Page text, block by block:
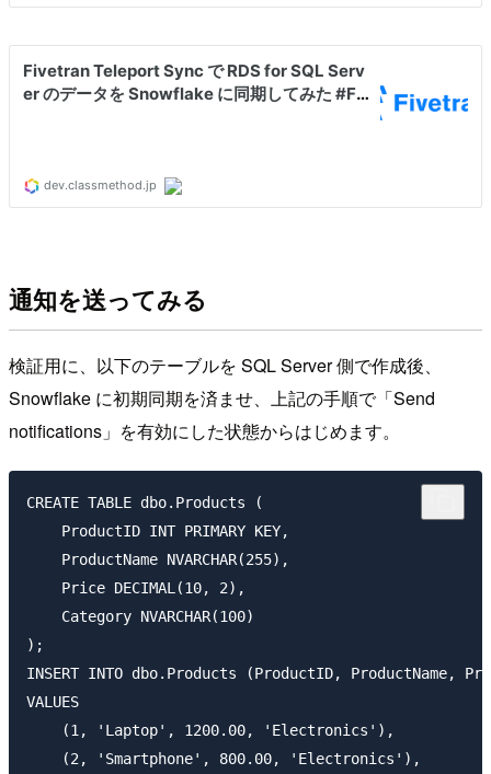
通知を送ってみる
検証用に、以下のテーブルを SQL Server 側で作成後、
Snowflake に初期同期を済ませ、上記の手順で「Send
notifications」を有効にした状態からはじめます。
CREATE TABLE dbo.Products (
    ProductID INT PRIMARY KEY,
    ProductName NVARCHAR(255),
    Price DECIMAL(10, 2),
    Category NVARCHAR(100)
);
INSERT INTO dbo.Products (ProductID, ProductName,
VALUES
    (1, 'Laptop', 1200.00, 'Electronics'),
    (2, 'Smartphone', 800.00, 'Electronics'),